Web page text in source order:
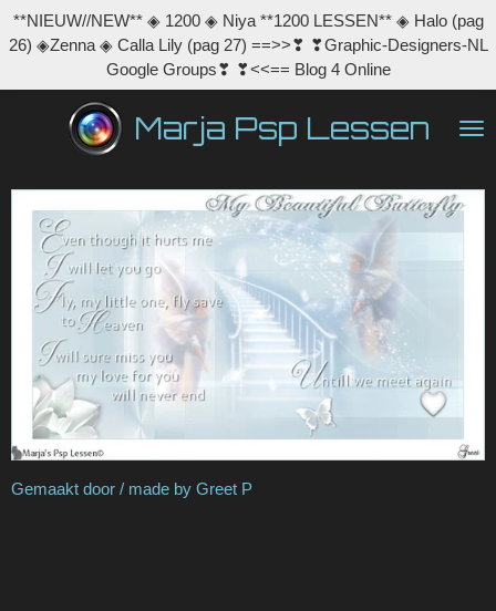
Ga
direct
de
hoofdinhoud
Marja Psp Lessen
**NIEUW//NEW** ◈ 1200 ◈ Niya **1200 LESSEN** ◈ Halo (pag
26) ◈Zenna ◈ Calla Lily (pag 27) ==>>❣ ❣Graphic-Designers-NL
Google Groups❣ ❣<<== Blog 4 Online
Gemaakt door / made by Greet P